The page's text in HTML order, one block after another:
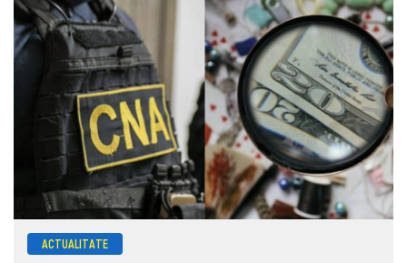
ACTUALITATE